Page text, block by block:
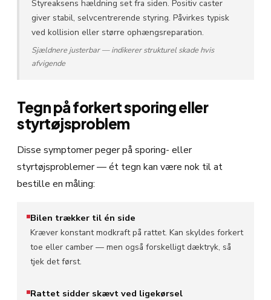
Styreaksens hældning set fra siden. Positiv caster
giver stabil, selvcentrerende styring. Påvirkes typisk
ved kollision eller større ophængsreparation.
Sjældnere justerbar — indikerer strukturel skade hvis
afvigende
Tegn på forkert sporing eller
styrtøjsproblem
Disse symptomer peger på sporing- eller
styrtøjsproblemer — ét tegn kan være nok til at
bestille en måling:
Bilen trækker til én side
Kræver konstant modkraft på rattet. Kan skyldes forkert
toe eller camber — men også forskelligt dæktryk, så
tjek det først.
Rattet sidder skævt ved ligekørsel